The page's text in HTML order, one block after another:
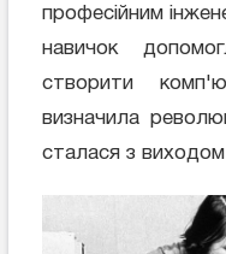
професійним
навичок
створити
визначила
сталася з